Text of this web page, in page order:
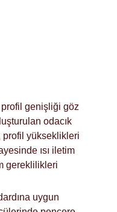
profil genişliği göz
odacık
profil yükseklikleri
ısı iletim
gereklilikleri
uygun